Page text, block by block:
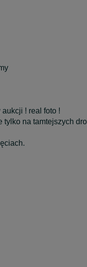
! real foto !
na tamtejszych